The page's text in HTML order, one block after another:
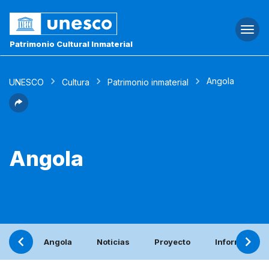
Patrimonio Cultural Inmaterial
UNESCO Cultura Patrimonio inmaterial Angola
Angola
Angola Noticias Proyecto Informe